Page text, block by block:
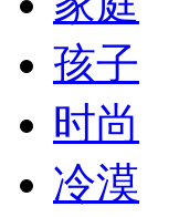
孩子
时尚
冷漠